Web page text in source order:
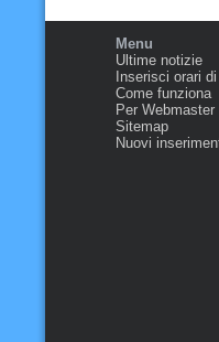
Menu
Ultime notizie
Inserisci orari
Come funziona
Per Webmaster
Sitemap
Nuovi